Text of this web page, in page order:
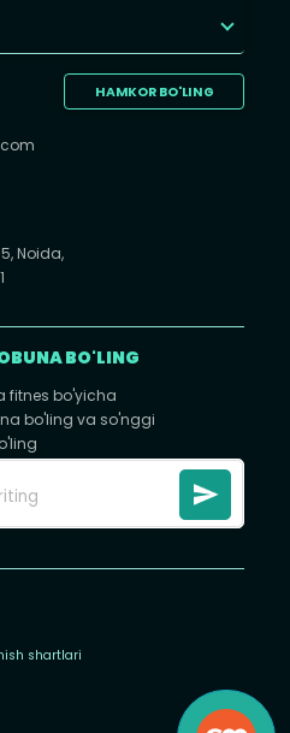
HAMKOR BO'LING
Noida,
BO'LING
fitnes bo'yicha
bo'ling va so'nggi
shartlari